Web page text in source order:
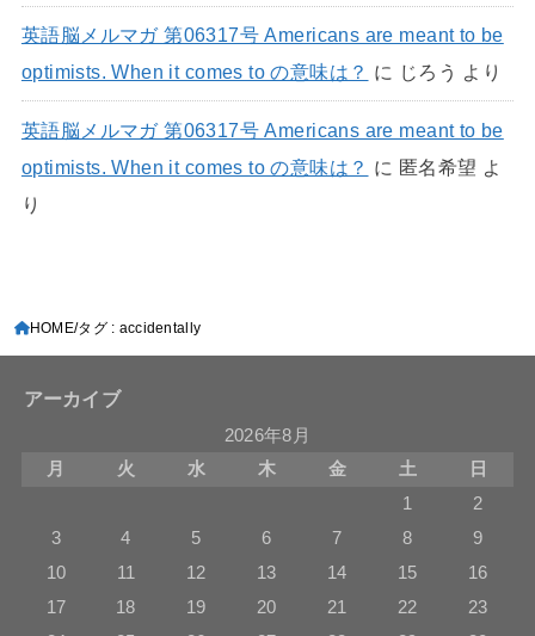
英語脳メルマガ 第06317号 Americans are meant to be
optimists. When it comes to の意味は？ に じろう より
英語脳メルマガ 第06317号 Americans are meant to be
optimists. When it comes to の意味は？ に 匿名希望 よ
り
HOME タグ : accidentally
アーカイブ
2026年8月
月
火 水 木 金 土
日
1
2
3
4 5 6 7 8
9
10
11 12 13 14 15
16
17
18 19 20 21 22
23